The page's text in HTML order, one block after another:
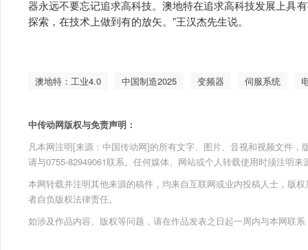
器永远不要忘记追求高科技。澳地特在追求高科技发展上具
探索，在技术上做到有的放矢。”王汉杰先生说。
澳地特：工业4.0 中国制造2025 变频器 伺服系统
中传动网版权与免责声明：
凡本网注明[来源：中国传动网]的所有文字、图片、音视和视频文件
请与0755-82949061联系。任何媒体、网站或个人转载使用时须注明
本网转载并注明其他来源的稿件，均来自互联网或业内投稿人士，版
者自负版权法律责任。
如涉及作品内容、版权等问题，请在作品发表之日起一周内与本网联